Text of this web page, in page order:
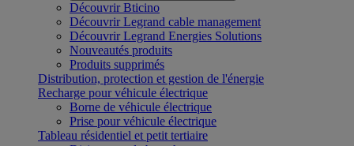
Découvrir Bticino
Découvrir Legrand cable management
Découvrir Legrand Energies Solutions
Nouveautés produits
Produits supprimés
Distribution, protection et gestion de l'énergie
Recharge pour véhicule électrique
Borne de véhicule électrique
Prise pour véhicule électrique
Tableau résidentiel et petit tertiaire